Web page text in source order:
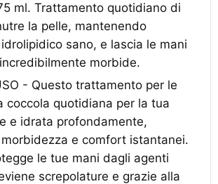
ml. Trattamento quotidiano di
la pelle, mantenendo
sano, e lascia le mani
morbide.
- Questo trattamento per le
coccola quotidiana per la tua
e idrata profondamente,
e comfort istantanei.
le tue mani dagli agenti
screpolature e grazie alla